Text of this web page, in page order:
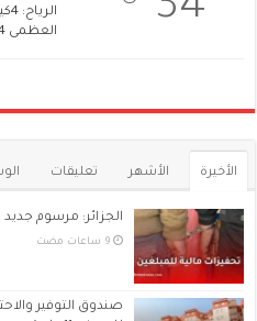
الرياح: 4كيلومتر/ساعة ش.ق
العظمى 34 • الصغرى 34
الأخيرة الأشهر تعليقات
الجزائر: مرسوم
‏9 ساعات مضت